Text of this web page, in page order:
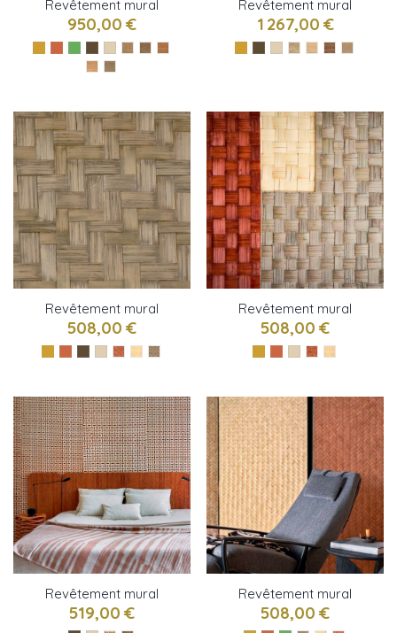
Revêtement mural
Abaca herbacé de CMO
Paris
950,00 €
Revêtement mural
Abaca tressé de CMO
Paris
1 267,00 €
Revêtement mural
Bambou twill de CMO
Paris
508,00 €
Revêtement mural
Bambou canvas de
CMO Paris
508,00 €
Revêtement mural
Bambou bi-couleur de
CMO Paris
519,00 €
Revêtement mural
Bambou petit chevron
de CMO Paris
508,00 €